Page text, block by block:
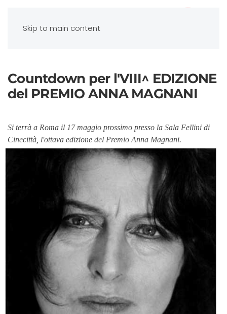
Skip to main content
Countdown per l'VIII^ EDIZIONE
del PREMIO ANNA MAGNANI
Si terrà a Roma il 17 maggio prossimo presso la Sala Fellini di
Cinecittà, l'ottava edizione del Premio Anna Magnani.